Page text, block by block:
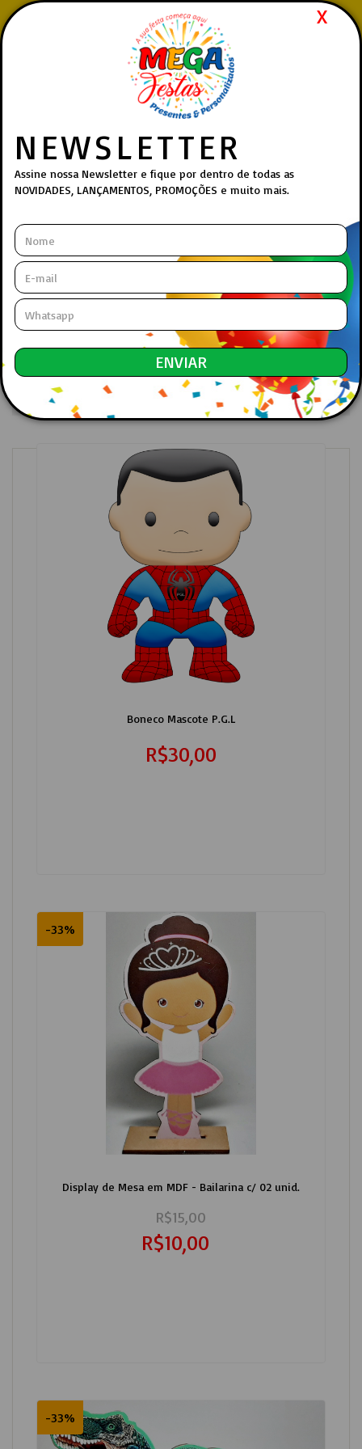
WhatsApp
| Atendimento rápido,
humano e 100% online.
Whatsapp:(27) 99839-4412
DEPARTAMENTOS INFORMAÇÕES
Boneco Mascote P.G.L
R$30,00
-33%
Display de Mesa em MDF - Bailarina c/ 02 unid.
R$15,00
R$10,00
-33%
X
NEWSLETTER
Assine nossa Newsletter e fique por dentro de todas as
NOVIDADES, LANÇAMENTOS, PROMOÇÕES e muito mais.